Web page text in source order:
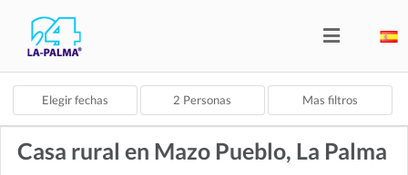
Elegir fechas 2 Personas Mas filtros
Casa rural en Mazo Pueblo, La Palma